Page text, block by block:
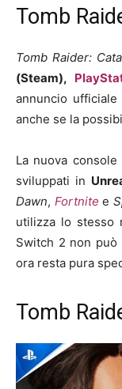
Tomb
Tomb Raider:
(Steam),
annuncio
anche se la
La nuova
sviluppati in
Dawn, Fortnite e
utilizza lo stesso
Switch 2 non
ora resta pura
Tomb